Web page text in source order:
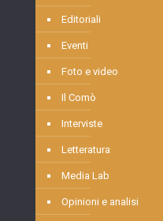
Editoriali
Eventi
Foto e video
Il Comò
Interviste
Letteratura
Media Lab
Opinioni e analisi